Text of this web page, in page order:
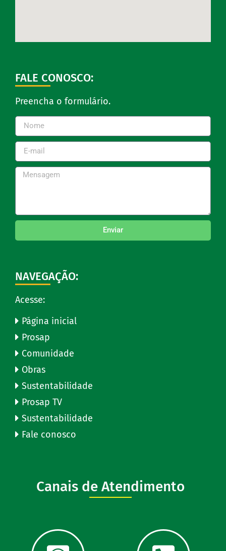
FALE CONOSCO:
Preencha o formulário.
Enviar
NAVEGAÇÃO:
Acesse:
Página inicial
Prosap
Comunidade
Obras
Sustentabilidade
Prosap TV
Sustentabilidade
Fale conosco
Canais de Atendimento